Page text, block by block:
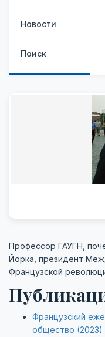
Новости
Поиск
Профессор ГАУГН,
Йорка, президент
Французской
Французский
общество (2023)